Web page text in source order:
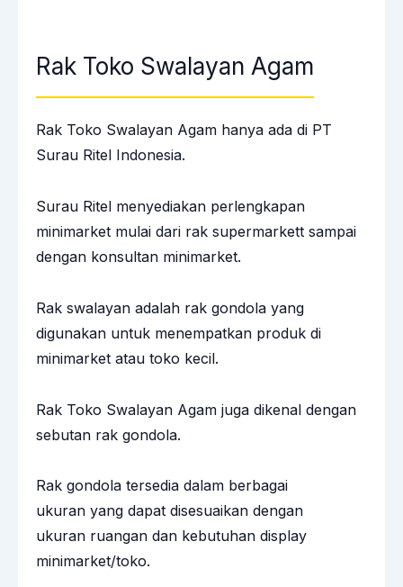
Rak Toko Swalayan Agam
Rak Toko Swalayan Agam hanya ada di PT
Surau Ritel Indonesia.
Surau Ritel menyediakan perlengkapan
minimarket mulai dari rak supermarkett sampai
dengan konsultan minimarket.
Rak swalayan adalah rak gondola yang
digunakan untuk menempatkan produk di
minimarket atau toko kecil.
Rak Toko Swalayan Agam juga dikenal dengan
sebutan rak gondola.
Rak gondola tersedia dalam berbagai
ukuran yang dapat disesuaikan dengan
ukuran ruangan dan kebutuhan display
minimarket/toko.